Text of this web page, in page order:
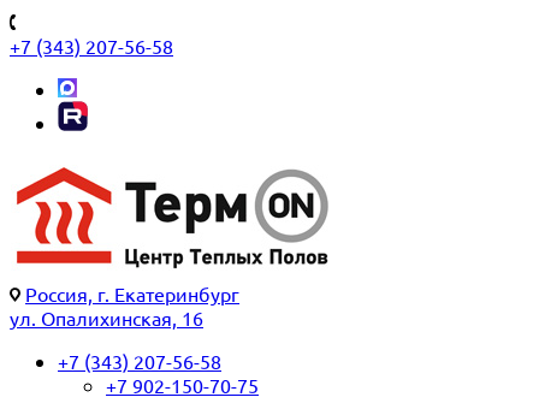
+7 (343) 207-56-58
Россия, г. Екатеринбург
ул. Опалихинская, 16
+7 (343) 207-56-58
+7 902-150-70-75